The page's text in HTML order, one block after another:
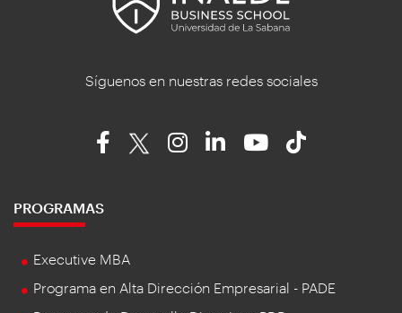
Síguenos en nuestras redes sociales
PROGRAMAS
Executive MBA
Programa en Alta Dirección Empresarial - PADE